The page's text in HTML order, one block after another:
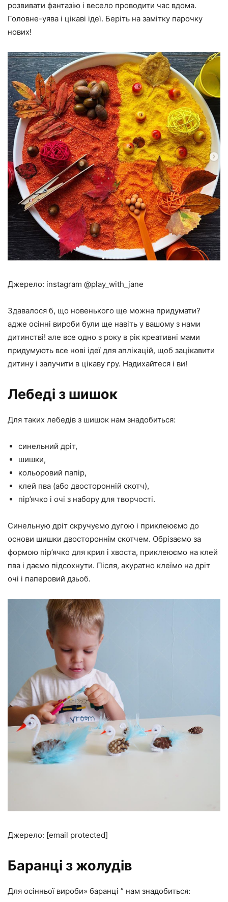
розвивати фантазію і весело проводити час вдома.
Головне-уява і цікаві ідеї. Беріть на замітку парочку
нових!
Джерело: instagram @play_with_jane
Здавалося б, що новенького ще можна придумати?
адже осінні вироби були ще навіть у вашому з нами
дитинстві! але все одно з року в рік креативні мами
придумують все нові ідеї для аплікацій, щоб зацікавити
дитину і залучити в цікаву гру. Надихайтеся і ви!
Лебеді з шишок
Для таких лебедів з шишок нам знадобиться:
синельний дріт,
шишки,
кольоровий папір,
клей пва (або двосторонній скотч),
пір’ячко і очі з набору для творчості.
Синельную дріт скручуємо дугою і приклеюємо до
основи шишки двостороннім скотчем. Обрізаємо за
формою пір’ячко для крил і хвоста, приклеюємо на клей
пва і даємо підсохнути. Після, акуратно клеїмо на дріт
очі і паперовий дзьоб.
Джерело: [email protected]
Баранці з жолудів
Для осінньої вироби» баранці ” нам знадобиться: